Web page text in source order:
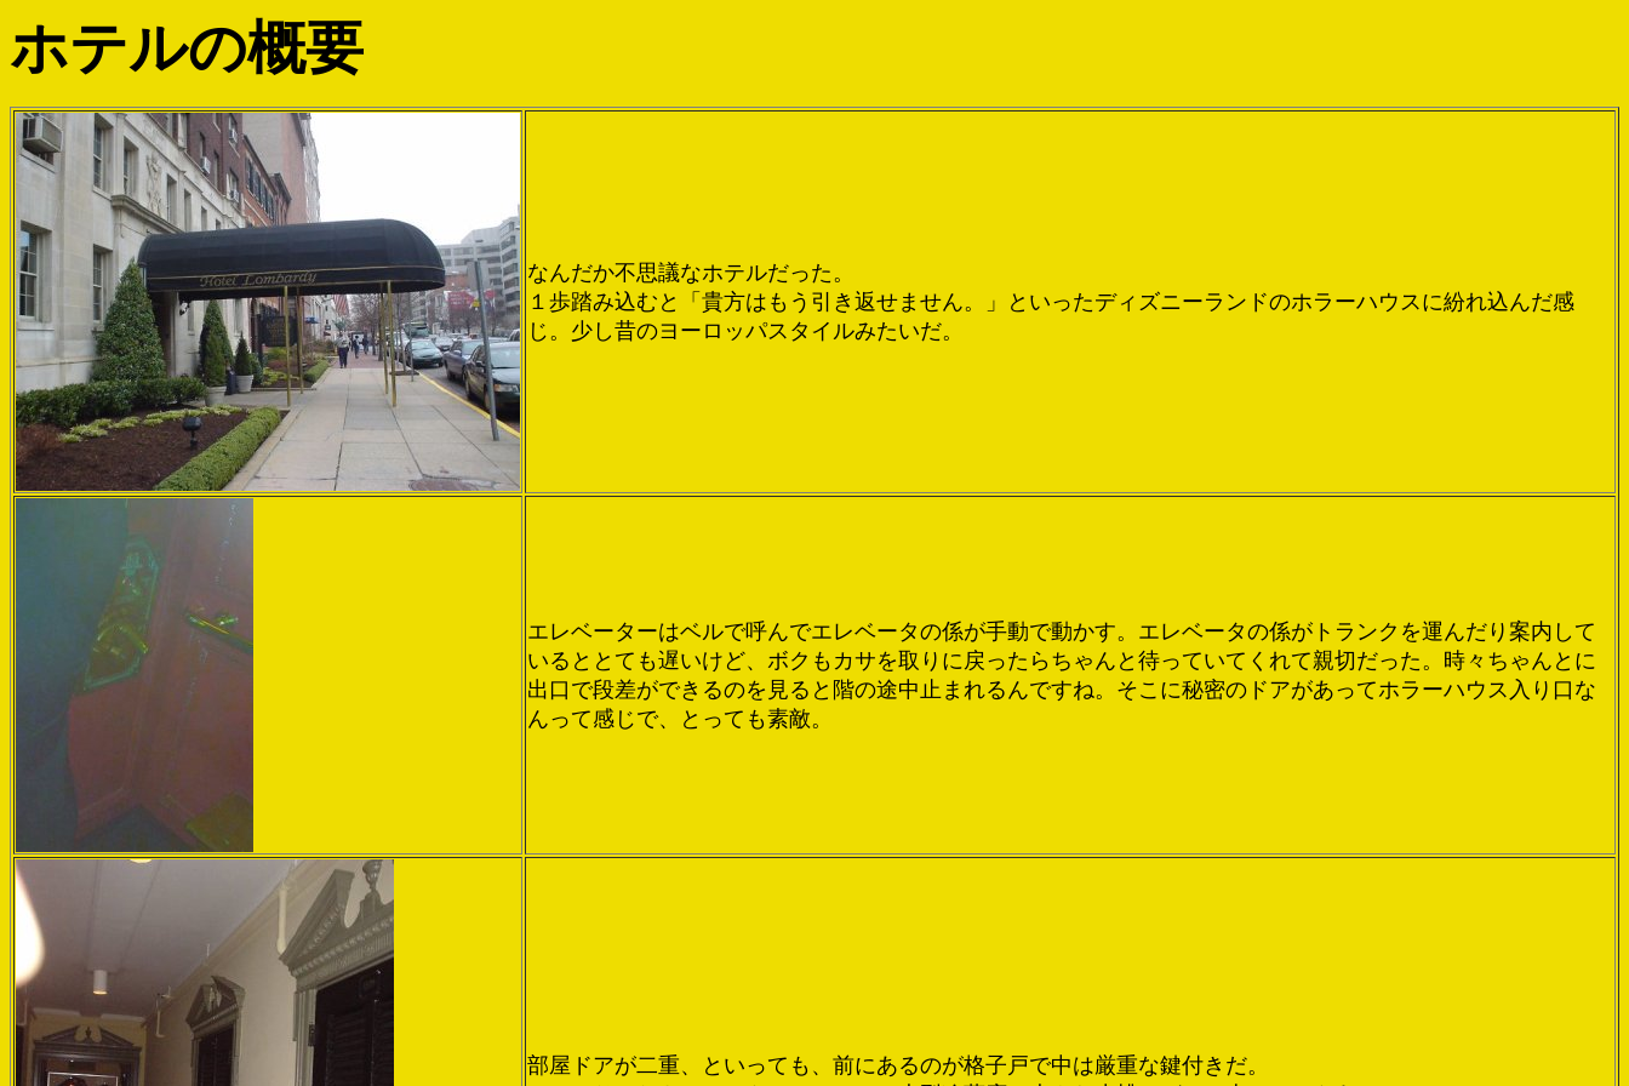
ホテルの概要
なんだか不思議なホテルだった。
１歩踏み込むと「貴方はもう引き返せません。」といったディズニーランドのホラーハウスに紛れ込んだ感
じ。少し昔のヨーロッパスタイルみたいだ。
エレベーターはベルで呼んでエレベータの係が手動で動かす。エレベータの係がトランクを運んだり案内して
いるととても遅いけど、ボクもカサを取りに戻ったらちゃんと待っていてくれて親切だった。時々ちゃんとに
出口で段差ができるのを見ると階の途中止まれるんですね。そこに秘密のドアがあってホラーハウス入り口な
んって感じで、とっても素敵。
部屋ドアが二重、といっても、前にあるのが格子戸で中は厳重な鍵付きだ。